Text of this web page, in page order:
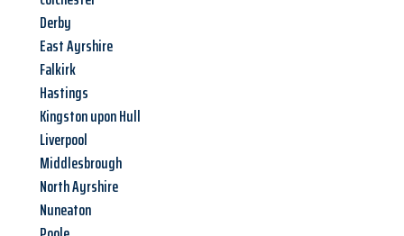
Derby
East Ayrshire
Falkirk
Hastings
Kingston upon Hull
Liverpool
Middlesbrough
North Ayrshire
Nuneaton